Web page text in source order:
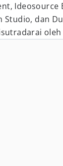
Ideosource
Studio, dan
oleh